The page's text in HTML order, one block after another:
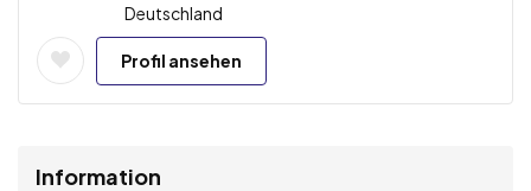
Deutschland
Profil ansehen
Information